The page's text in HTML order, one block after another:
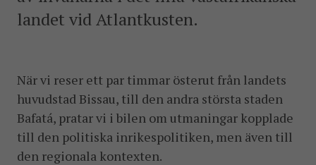
landet vid Atlantkusten.
När vi reser ett par timmar österut från landets
huvudstad Bissau, till den andra största staden
Bafatá, pratar vi i bilen om utmaningar kopplade
till den politiska inrikespolitiken, men även till
den regionala kontexten.